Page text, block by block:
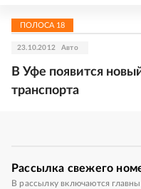
ПОЛОСА 18
23.10.2012 Авто
В Уфе появится
транспорта
Рассылка свежего
В рассылку включаются